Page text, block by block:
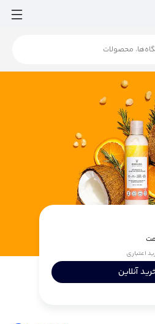
اعتباری
آنلاین